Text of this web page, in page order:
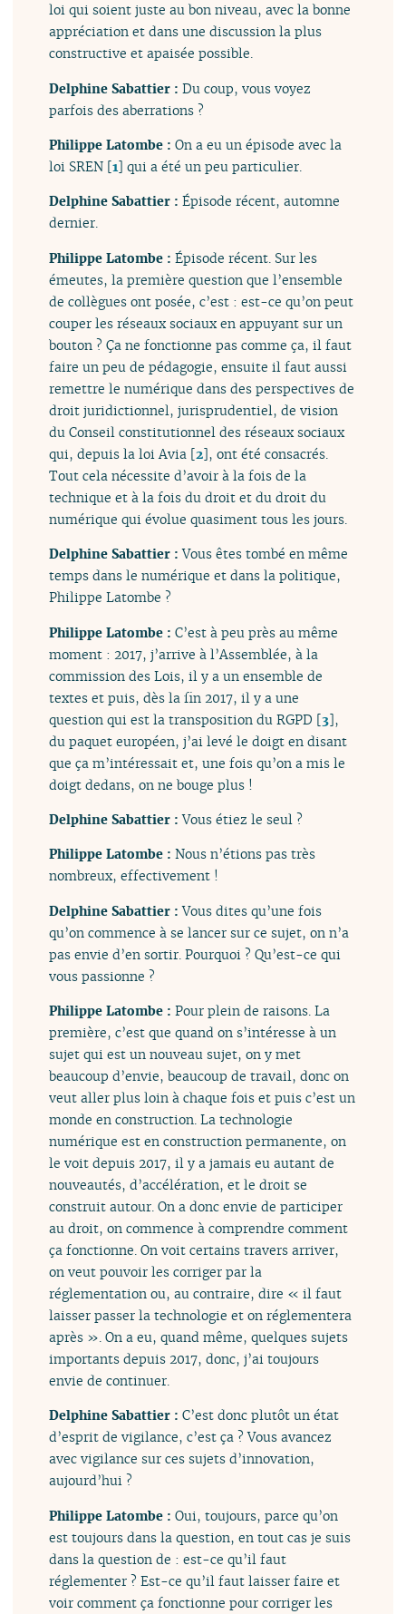
loi qui soient juste au bon niveau, avec la bonne
appréciation et dans une discussion la plus
constructive et apaisée possible.
Delphine Sabattier :Du coup, vous voyez
parfois des aberrations ?
Philippe Latombe :On a eu un épisode avec la
loi SREN [1] qui a été un peu particulier.
Delphine Sabattier :Épisode récent, automne
dernier.
Philippe Latombe :Épisode récent. Sur les
émeutes, la première question que l’ensemble
de collègues ont posée, c’est : est-ce qu’on peut
couper les réseaux sociaux en appuyant sur un
bouton ? Ça ne fonctionne pas comme ça, il faut
faire un peu de pédagogie, ensuite il faut aussi
remettre le numérique dans des perspectives de
droit juridictionnel, jurisprudentiel, de vision
du Conseil constitutionnel des réseaux sociaux
qui, depuis la loi Avia [2], ont été consacrés.
Tout cela nécessite d’avoir à la fois de la
technique et à la fois du droit et du droit du
numérique qui évolue quasiment tous les jours.
Delphine Sabattier :Vous êtes tombé en même
temps dans le numérique et dans la politique,
Philippe Latombe ?
Philippe Latombe :C’est à peu près au même
moment : 2017, j’arrive à l’Assemblée, à la
commission des Lois, il y a un ensemble de
textes et puis, dès la fin 2017, il y a une
question qui est la transposition du RGPD [3],
du paquet européen, j’ai levé le doigt en disant
que ça m’intéressait et, une fois qu’on a mis le
doigt dedans, on ne bouge plus !
Delphine Sabattier :Vous étiez le seul ?
Philippe Latombe :Nous n’étions pas très
nombreux, effectivement !
Delphine Sabattier :Vous dites qu’une fois
qu’on commence à se lancer sur ce sujet, on n’a
pas envie d’en sortir. Pourquoi ? Qu’est-ce qui
vous passionne ?
Philippe Latombe :Pour plein de raisons. La
première, c’est que quand on s’intéresse à un
sujet qui est un nouveau sujet, on y met
beaucoup d’envie, beaucoup de travail, donc on
veut aller plus loin à chaque fois et puis c’est un
monde en construction. La technologie
numérique est en construction permanente, on
le voit depuis 2017, il y a jamais eu autant de
nouveautés, d’accélération, et le droit se
construit autour. On a donc envie de participer
au droit, on commence à comprendre comment
ça fonctionne. On voit certains travers arriver,
on veut pouvoir les corriger par la
réglementation ou, au contraire, dire « il faut
laisser passer la technologie et on réglementera
après ». On a eu, quand même, quelques sujets
importants depuis 2017, donc, j’ai toujours
envie de continuer.
Delphine Sabattier :C’est donc plutôt un état
d’esprit de vigilance, c’est ça ? Vous avancez
avec vigilance sur ces sujets d’innovation,
aujourd’hui ?
Philippe Latombe :Oui, toujours, parce qu’on
est toujours dans la question, en tout cas je suis
dans la question de : est-ce qu’il faut
réglementer ? Est-ce qu’il faut laisser faire et
voir comment ça fonctionne pour corriger les